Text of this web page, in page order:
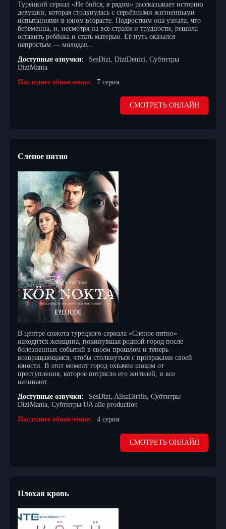
Турецкий сериал «Не бойся, я рядом» рассказывает историю
девушки, которая столкнулась с серьёзными жизненными
испытаниями в юном возрасте. Подростком она узнала, что
беременна, и, несмотря на все страхи и трудности, решила
оставить ребёнка и стать матерью. Её путь оказался
непростым — молодая...
Доступные озвучки:
SesDizi, DiziDenizi, Субтитры
DiziMania
Последнее обновление:
7 серия
СМОТРЕТЬ ОНЛАЙН
Слепое пятно
В центре сюжета турецкого сериала «Слепое пятно»
находится женщина, покинувшая родной город после
болезненных событий в своем прошлом и теперь
возвращающаяся, чтобы столкнуться с призраками своей
юности. В этот момент город охвачен шоком от
преступления, которое потрясло его жителей, и все
начинают...
Доступные озвучки:
SesDizi, AlisaDirilis, Субтитры
DiziMania, Субтитры UA aile production
Последнее обновление:
4 серия
СМОТРЕТЬ ОНЛАЙН
Плохая кровь